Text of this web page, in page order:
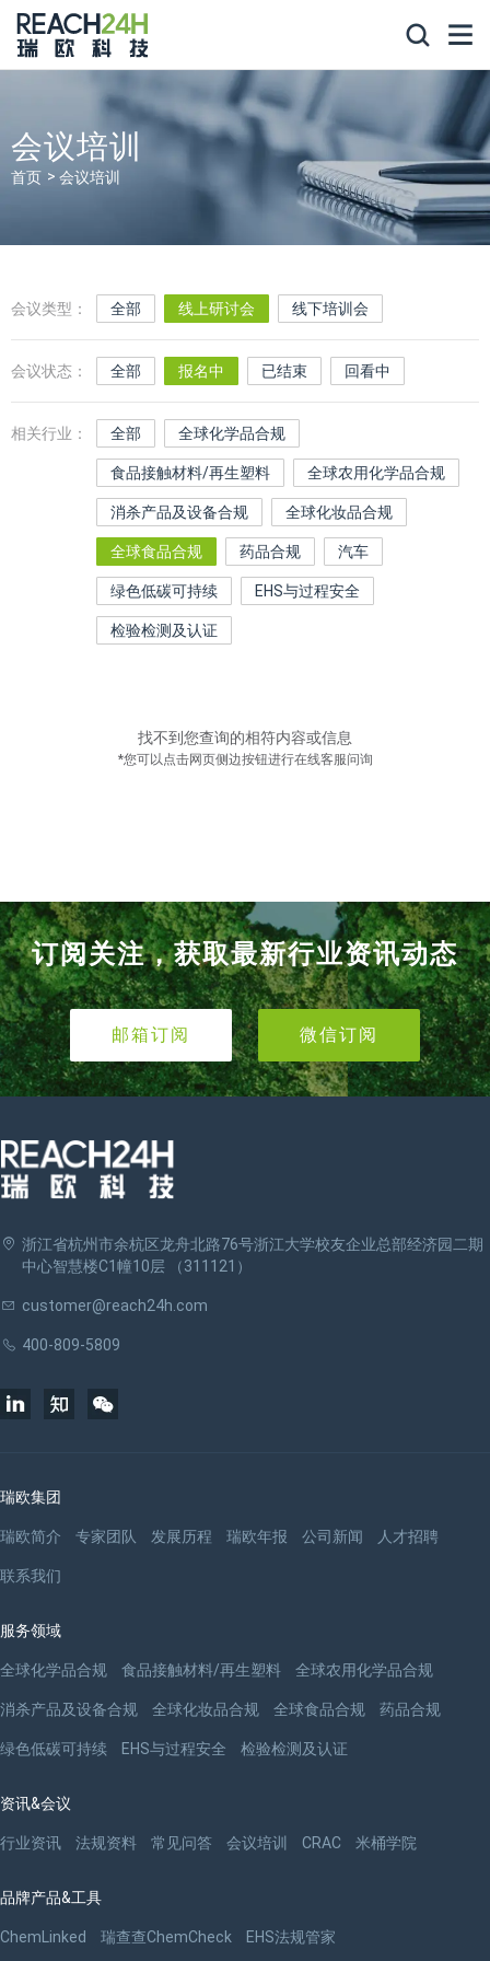
会议培训
首页 会议培训
会议类型： 全部 线上研讨会 线下培训会
会议状态： 全部 报名中 已结束 回看中
相关行业： 全部 全球化学品合规
食品接触材料/再生塑料 全球农用化学品合规
消杀产品及设备合规 全球化妆品合规
全球食品合规 药品合规 汽车
绿色低碳可持续 EHS与过程安全
检验检测及认证
找不到您查询的相符内容或信息
*您可以点击网页侧边按钮进行在线客服问询
订阅关注，获取最新行业资讯动态
邮箱订阅 微信订阅
浙江省杭州市余杭区龙舟北路76号浙江大学校友企业总部经济园二期
中心智慧楼C1幢10层 （311121）
customer@reach24h.com
400-809-5809
瑞欧集团
瑞欧简介 专家团队 发展历程 瑞欧年报 公司新闻 人才招聘
联系我们
服务领域
全球化学品合规 食品接触材料/再生塑料 全球农用化学品合规
消杀产品及设备合规 全球化妆品合规 全球食品合规 药品合规
绿色低碳可持续 EHS与过程安全 检验检测及认证
资讯&会议
行业资讯 法规资料 常见问答 会议培训 CRAC 米桶学院
品牌产品&工具
ChemLinked 瑞查查ChemCheck EHS法规管家